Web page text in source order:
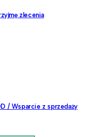
zlecenia
/ Wsparcie z sprzedaży